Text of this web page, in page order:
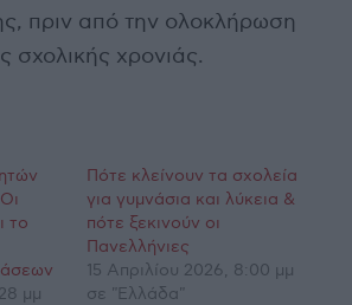
πριν από την ολοκλήρωση
σχολικής χρονιάς.
το
μμ
Πότε κλείνουν τα σχολεία
για γυμνάσια και λύκεια &
πότε ξεκινούν οι
Πανελλήνιες
15 Απριλίου 2026, 8:00 μμ
σε "Ελλάδα"